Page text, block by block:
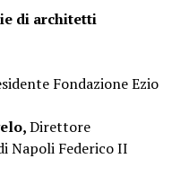
di architetti
Fondazione Ezio
Direttore
Napoli Federico II